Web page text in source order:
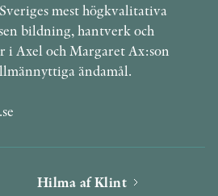
mest högkvalitativa
bildning, hantverk och
i Axel och Margaret Ax:son
ändamål.
Hilma af Klint